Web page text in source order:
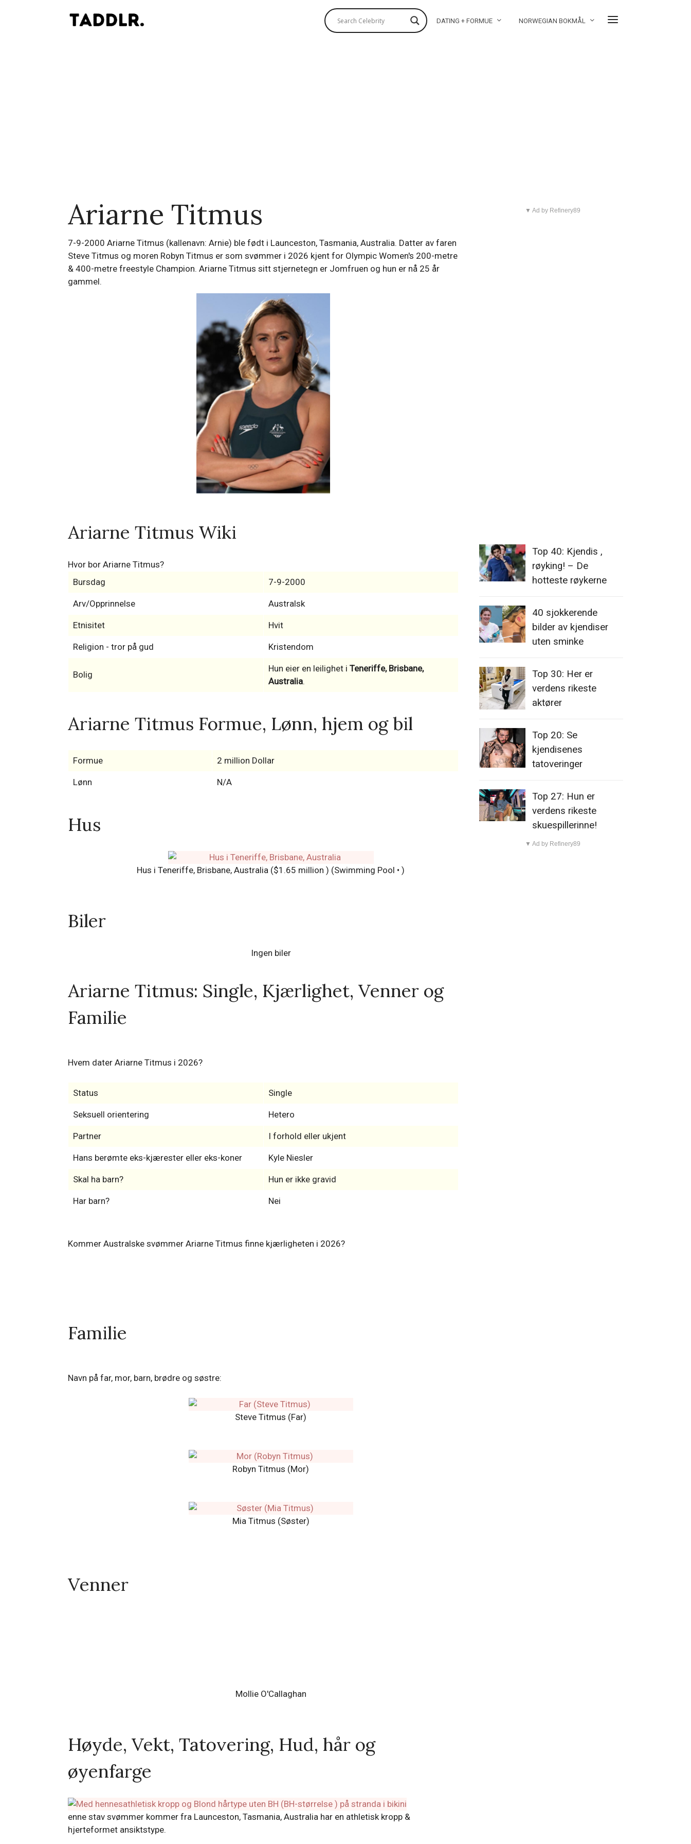
DATING + FORMUE NORWEGIAN BOKMÅL
Ariarne Titmus
7-9-2000 Ariarne Titmus (kallenavn: Arnie) ble født i Launceston, Tasmania, Australia. Datter av faren
Steve Titmus og moren Robyn Titmus er som svømmer i 2026 kjent for Olympic Women's 200-metre
& 400-metre freestyle Champion. Ariarne Titmus sitt stjernetegn er Jomfruen og hun er nå 25 år
gammel.
Ariarne Titmus Wiki
Hvor bor Ariarne Titmus?
Bursdag
7-9-2000
Arv/Opprinnelse Australsk
Etnisitet Hvit
Religion - tror på gud Kristendom
Bolig
Hun eier en leilighet i Teneriffe, Brisbane,
Australia.
Ariarne Titmus Formue, Lønn, hjem og bil
Formue 2 million Dollar
Lønn N/A
Hus
Hus i Teneriffe, Brisbane, Australia ($1.65 million ) (Swimming Pool • )
Biler
Ingen biler
Ariarne Titmus: Single, Kjærlighet, Venner og
Familie
Hvem dater Ariarne Titmus i 2026?
Status Single
Seksuell orientering Hetero
Partner I forhold eller ukjent
Hans berømte eks-kjærester eller eks-koner Kyle Niesler
Skal ha barn? Hun er ikke gravid
Har barn? Nei
Kommer Australske svømmer Ariarne Titmus finne kjærligheten i 2026?
Familie
Navn på far, mor, barn, brødre og søstre:
Steve Titmus (Far)
Robyn Titmus (Mor)
Mia Titmus (Søster)
Venner
Mollie O'Callaghan
Høyde, Vekt, Tatovering, Hud, hår og
øyenfarge
enne stav svømmer kommer fra Launceston, Tasmania, Australia har en athletisk kropp &
hjerteformet ansiktstype.
▼ Ad by Refinery89
Top 40: Kjendis ,
røyking! – De
hotteste røykerne
40 sjokkerende
bilder av kjendiser
uten sminke
Top 30: Her er
verdens rikeste
aktører
Top 20: Se
kjendisenes
tatoveringer
Top 27: Hun er
verdens rikeste
skuespillerinne!
▼ Ad by Refinery89